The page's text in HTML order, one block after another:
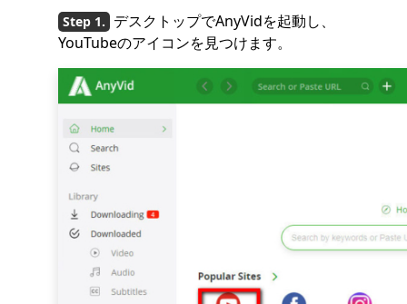
デスクトップでAnyVidを起動し、
YouTubeのアイコンを見つけます。